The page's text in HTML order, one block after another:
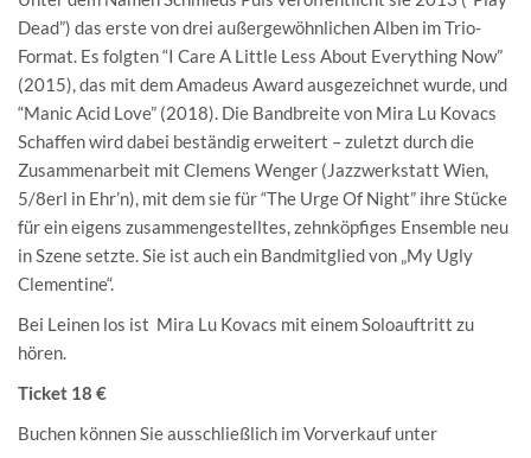
Dead”) das erste von drei außergewöhnlichen Alben im Trio-
Format. Es folgten “I Care A Little Less About Everything Now”
(2015), das mit dem Amadeus Award ausgezeichnet wurde, und
“Manic Acid Love” (2018). Die Bandbreite von Mira Lu Kovacs
Schaffen wird dabei beständig erweitert – zuletzt durch die
Zusammenarbeit mit Clemens Wenger (Jazzwerkstatt Wien,
5/8erl in Ehr’n), mit dem sie für “The Urge Of Night” ihre Stücke
für ein eigens zusammengestelltes, zehnköpfiges Ensemble neu
in Szene setzte. Sie ist auch ein Bandmitglied von „My Ugly
Clementine“.
Bei Leinen los ist Mira Lu Kovacs mit einem Soloauftritt zu
hören.
Ticket 18 €
Buchen können Sie ausschließlich im Vorverkauf unter